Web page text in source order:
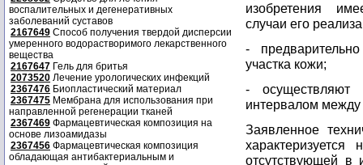
воспалительных и дегенеративных
заболеваний суставов
2167649 Способ получения твердой дисперсии
умеренного водорастворимого лекарственного
вещества
2167647 Гель для бритья
2073520 Лечение урологических инфекций
2367476 Биопластический материал
2367475 Мембрана для использования при
направленной регенерации тканей
2367469 Фармацевтическая композиция на
основе лизоамидазы
2367456 Фармацевтическая композиция
обладающая антибактериальным и
изобретения
случаи его
-
участка кожи;
- осуществляют
интервалом
Заявленное
характеризуется
отсутствующей в